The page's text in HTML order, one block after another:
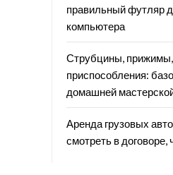
правильный футляр
компьютера
Струбцины,
приспособления:
домашней
Аренда грузовых
смотреть в